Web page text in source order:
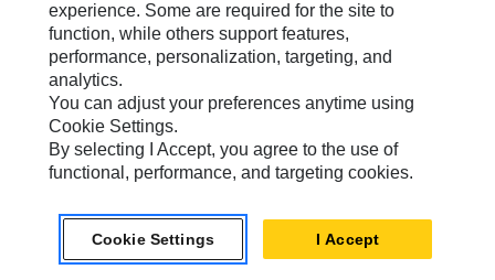
Seitenübersicht
Cookie Settings
Rechtliche Hinweise
Datenschutz
Europe-German© 2026 Caterpillar. Alle Rechte vorbehalten.
experience. Some are required for the site to
function, while others support features,
performance, personalization, targeting, and
analytics.
You can adjust your preferences anytime using
Cookie Settings.
By selecting I Accept, you agree to the use of
functional, performance, and targeting cookies.
Cookie Settings I Accept